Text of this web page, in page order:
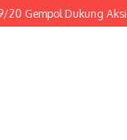
Dukung Aksi Donor